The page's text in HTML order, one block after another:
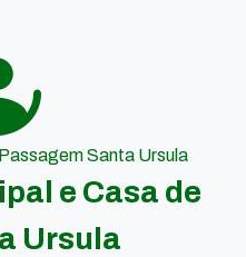
Santa Ursula
e Casa de
Ursula